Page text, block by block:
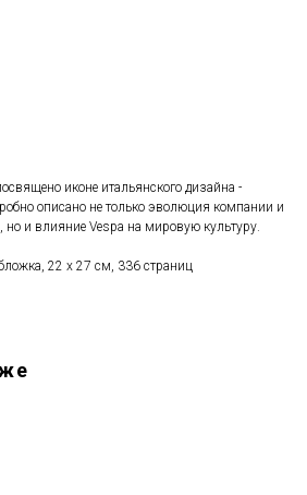
иконе итальянского дизайна -
описано не только эволюция компании и
но и влияние Vespa на мировую культуру.
22 х 27 см, 336 страниц